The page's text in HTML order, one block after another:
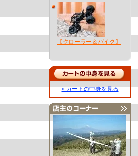
【クローラー＆バイク】
» カートの中身を見る